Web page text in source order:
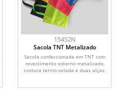
15452N
Sacola TNT Metalizado
Sacola confeccionada em TNT com
revestimento externo metalizado,
costura termo-selada e duas alças.